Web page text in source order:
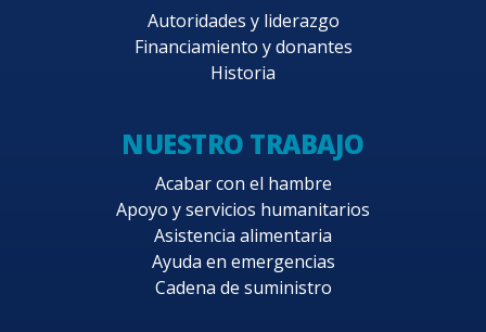
Autoridades y liderazgo
Financiamiento y donantes
Historia
NUESTRO TRABAJO
Acabar con el hambre
Apoyo y servicios humanitarios
Asistencia alimentaria
Ayuda en emergencias
Cadena de suministro